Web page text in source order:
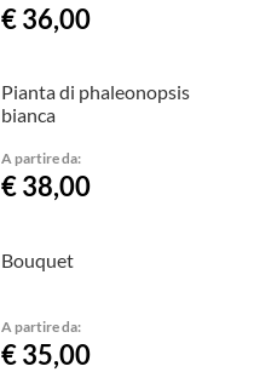
€ 36,00
Pianta di phaleonopsis
bianca
A partire da:
€ 38,00
Bouquet
A partire da:
€ 35,00